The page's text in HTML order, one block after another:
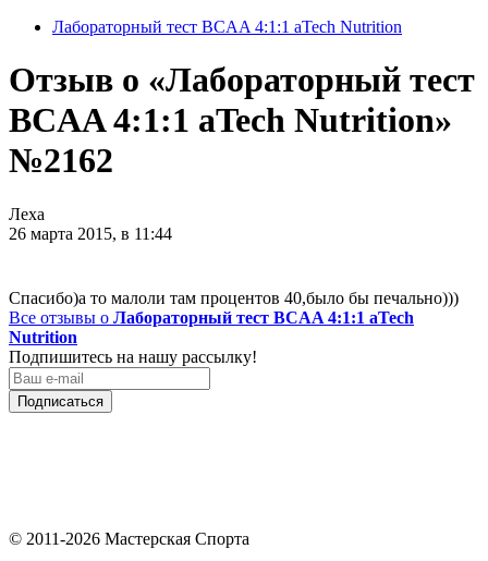
Лабораторный тест BCAA 4:1:1 aTech Nutrition
Отзыв о «Лабораторный тест
BCAA 4:1:1 aTech Nutrition»
№2162
Леха
26 марта 2015, в 11:44
Спасибо)а то малоли там процентов 40,было бы печально)))
Все отзывы о Лабораторный тест BCAA 4:1:1 aTech
Nutrition
Подпишитесь на нашу рассылку!
Подписаться
© 2011-2026 Мастерская Спорта